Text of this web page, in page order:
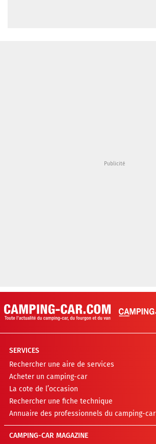
SERVICES
Rechercher une aire de services
Acheter un camping-car
La cote de l’occasion
Rechercher une fiche technique
Annuaire des professionnels du camping-car
CAMPING-CAR MAGAZINE